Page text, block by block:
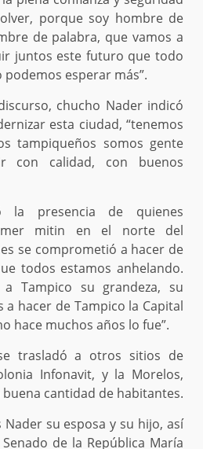
porque soy hombre de
de palabra, que vamos a
juntos este futuro que todo
esperar más”.
chucho Nader indicó
esta ciudad, “tenemos
tampiqueños somos gente
con calidad, con buenos
la presencia de quienes
mitin en el norte del
se comprometió a hacer de
todos estamos anhelando.
Tampico su grandeza, su
hacer de Tampico la Capital
hace muchos años lo fue”.
trasladó a otros sitios de
Infonavit, y la Morelos,
cantidad de habitantes.
Nader su esposa y su hijo, así
de la República María